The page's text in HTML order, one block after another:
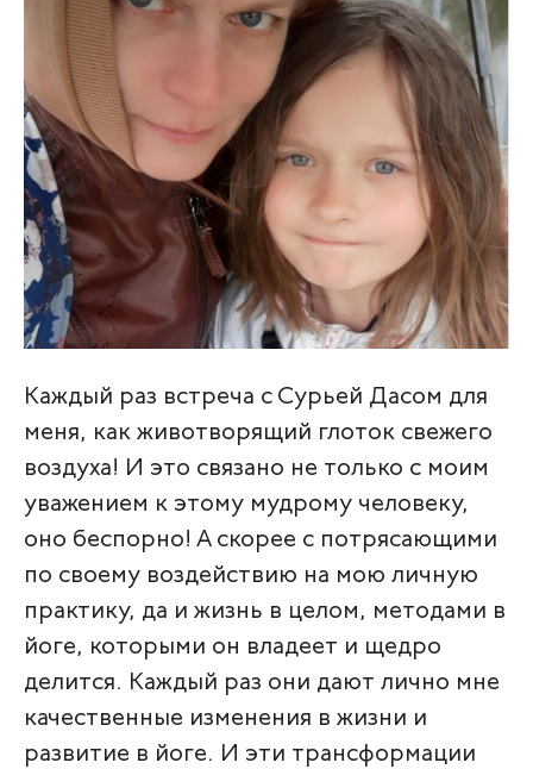
Каждый раз встреча с Сурьей Дасом для
меня, как животворящий глоток свежего
воздуха! И это связано не только с моим
уважением к этому мудрому человеку,
оно беспорно! А скорее с потрясающими
по своему воздействию на мою личную
практику, да и жизнь в целом, методами в
йоге, которыми он владеет и щедро
делится. Каждый раз они дают лично мне
качественные изменения в жизни и
развитие в йоге. И эти трансформации